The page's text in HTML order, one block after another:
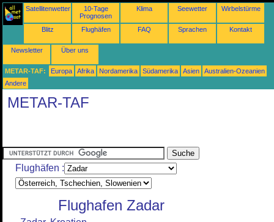
Satellitenwetter
10-Tage
Prognosen
Klima Seewetter Wirbelstürme
Blitz Flughäfen FAQ Sprachen Kontakt
Newsletter Über uns
METAR-TAF: Europa Afrika Nordamerika Südamerika Asien
Australien-Ozeanien
Andere
METAR-TAF
Flughäfen :
Flughafen Zadar